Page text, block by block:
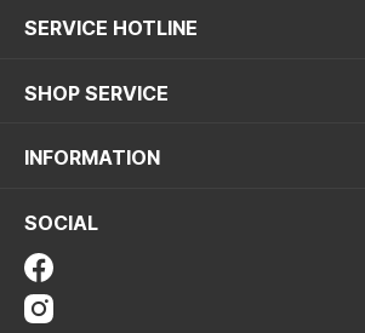
SERVICE HOTLINE
SHOP SERVICE
INFORMATION
SOCIAL